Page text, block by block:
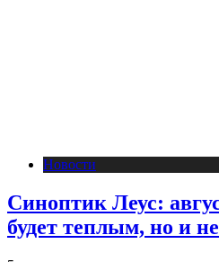
Новости
Синоптик Леус:
будет теплым, но и